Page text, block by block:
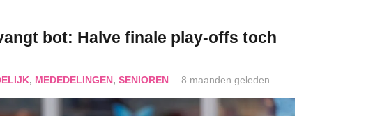
bot: Halve finale play-offs toch
, MEDEDELINGEN , SENIOREN 8 maanden geleden